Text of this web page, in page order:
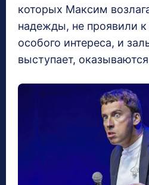
которых Максим
надежды, не проявили
особого интереса, и
выступает,